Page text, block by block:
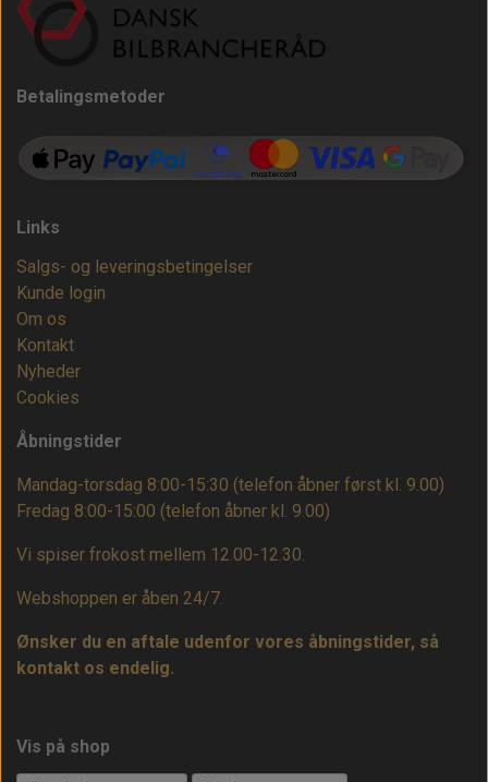
Betalingsmetoder
Links
Salgs- og leveringsbetingelser
Kunde login
Om os
Kontakt
Nyheder
Cookies
Åbningstider
Mandag-torsdag 8:00-15:30 (telefon åbner først kl. 9.00)
Fredag 8:00-15:00 (telefon åbner kl. 9.00)
Vi spiser frokost mellem 12.00-12.30.
Webshoppen er åben 24/7.
Ønsker du en aftale udenfor vores åbningstider, så
kontakt os endelig.
Vis på shop